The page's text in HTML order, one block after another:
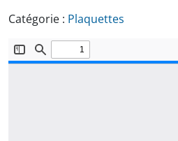
Catégorie : Plaquettes
Document